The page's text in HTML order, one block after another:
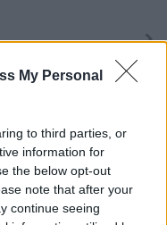
My Personal
to third parties, or
information for
the below opt-out
note that after your
continue seeing
Mehl